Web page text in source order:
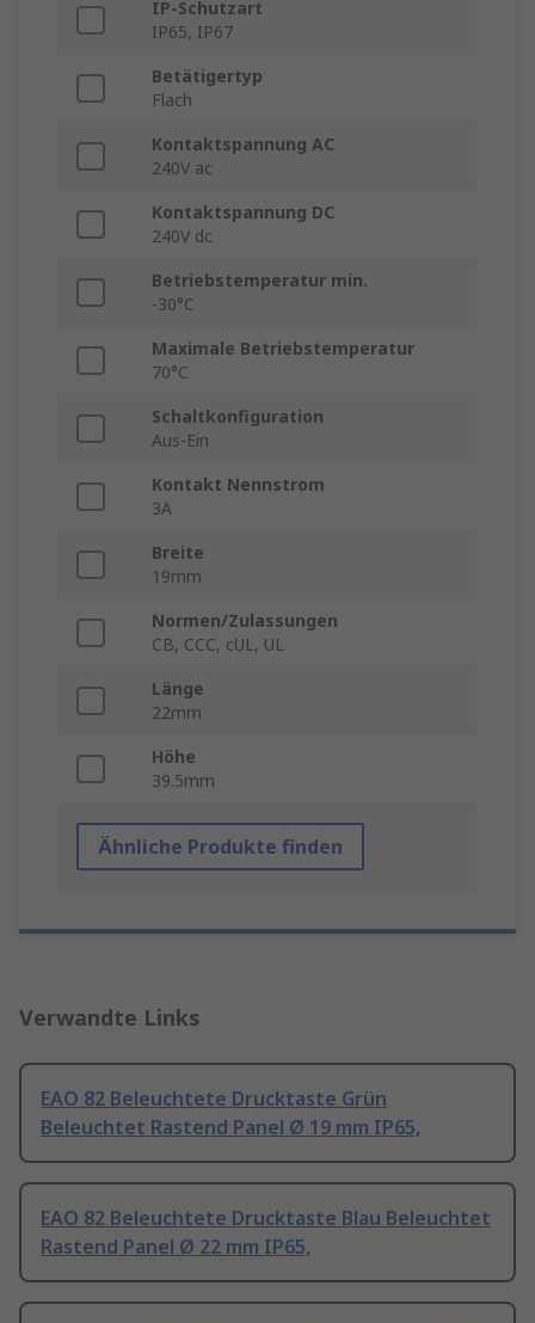
IP-Schutzart
IP65, IP67
Betätigertyp
Flach
Kontaktspannung AC
240V ac
Kontaktspannung DC
240V dc
Betriebstemperatur min.
-30°C
Maximale Betriebstemperatur
70°C
Schaltkonfiguration
Aus-Ein
Kontakt Nennstrom
3A
Breite
19mm
Normen/Zulassungen
CB, CCC, cUL, UL
Länge
22mm
Höhe
39.5mm
Ähnliche Produkte finden
Verwandte Links
EAO 82 Beleuchtete Drucktaste Grün
Beleuchtet Rastend Panel Ø 19 mm IP65,
EAO 82 Beleuchtete Drucktaste Blau Beleuchtet
Rastend Panel Ø 22 mm IP65,